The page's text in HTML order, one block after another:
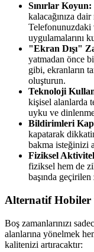
Sınırlar Koyun:
kalacağınıza
Telefonunuzdaki
uygulamalarını
"Ekran Dışı"
yatmadan önce
gibi, ekranların
oluşturun.
Teknoloji
kişisel alanlarda
uyku ve
Bildirimleri
kapatarak
bakma isteğinizi
Fiziksel
fiziksel hem de
başında
Alternatif Hobiler
Boş zamanlarınızı
alanlarına yönelmek
kalitenizi artıracaktır: